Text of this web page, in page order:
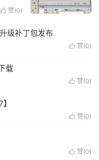
 赞(0)
级补丁包发布
 赞(0)
载
 赞(0)
 赞(0)
 赞(0)